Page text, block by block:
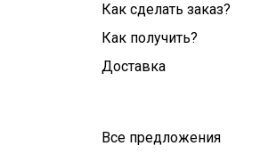
Как сделать заказ?
Как получить?
Доставка
Все предложения